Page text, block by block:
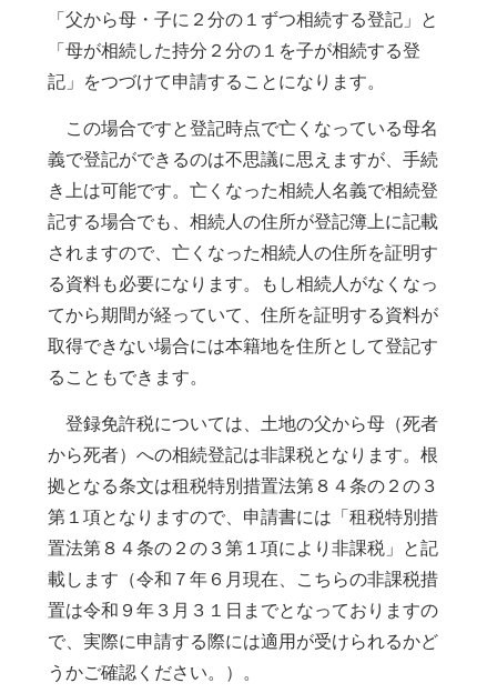
「父から母・子に２分の１ずつ相続する登記」と
「母が相続した持分２分の１を子が相続する登
記」をつづけて申請することになります。
この場合ですと登記時点で亡くなっている母名
義で登記ができるのは不思議に思えますが、手続
き上は可能です。亡くなった相続人名義で相続登
記する場合でも、相続人の住所が登記簿上に記載
されますので、亡くなった相続人の住所を証明す
る資料も必要になります。もし相続人がなくなっ
てから期間が経っていて、住所を証明する資料が
取得できない場合には本籍地を住所として登記す
ることもできます。
登録免許税については、土地の父から母（死者
から死者）への相続登記は非課税となります。根
拠となる条文は租税特別措置法第８４条の２の３
第１項となりますので、申請書には「租税特別措
置法第８４条の２の３第１項により非課税」と記
載します（令和７年６月現在、こちらの非課税措
置は令和９年３月３１日までとなっておりますの
で、実際に申請する際には適用が受けられるかど
うかご確認ください。）。